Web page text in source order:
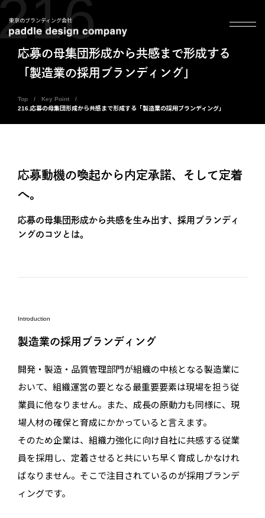
東京のブランディング会社
応募の母集団形成から共感まで形成する
「製造業の採用ブランディング」
Top
Key Point
216.応募の母集団形成から共感まで形成する「製造業の採用ブランディング」
応募動機の喚起から内定承諾、そして定着
へ。
応募の母集団形成から共感を生み出す、採用ブランディ
ングのコツとは。
Introduction
製造業の採用ブランディング
開発・製造・品質管理部門が組織の中核となる製造業に
おいて、組織運営の要となる最重要要素は現場を担う従
業員に他なりません。また、成長の原動力も同様に、現
場人材の確保と育成にかかっていると言えます。
そのため企業は、組織力強化に向け自社に共感する従業
員を採用し、定着させると共にいち早く育成しかなけれ
ばなりません。そこで注目されているのが採用ブランデ
ィングです。